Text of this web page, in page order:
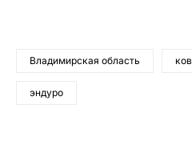
Владимирская область
эндуро